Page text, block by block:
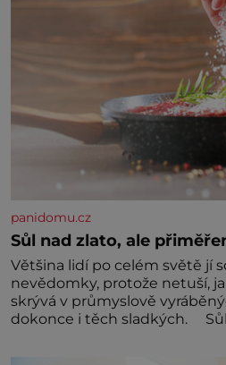
panidomu.cz
Sůl nad zlato, ale
Většina lidí po celém světě jí
nevědomky, protože netuší,
skrývá v průmyslově
dokonce i těch sladkých. Sůl
běžné. Její základní složky–